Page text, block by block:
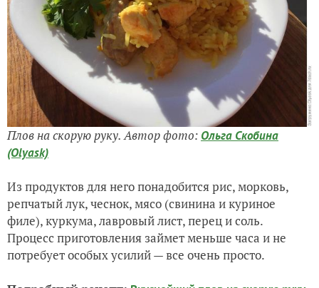
Плов на скорую руку. Автор фото: Ольга Скобина
(Olyask)
Из продуктов для него понадобится рис, морковь,
репчатый лук, чеснок, мясо (свинина и куриное
филе), куркума, лавровый лист, перец и соль.
Процесс приготовления займет меньше часа и не
потребует особых усилий — все очень просто.